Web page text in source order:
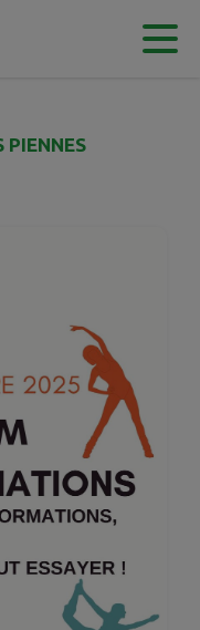
PIENNES